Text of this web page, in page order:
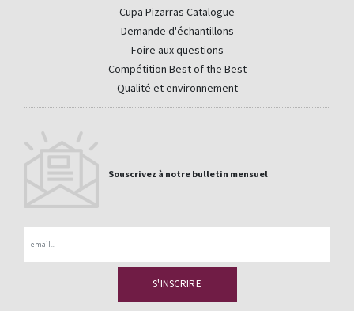
Cupa Pizarras Catalogue
Demande d'échantillons
Foire aux questions
Compétition Best of the Best
Qualité et environnement
Souscrivez à notre bulletin mensuel